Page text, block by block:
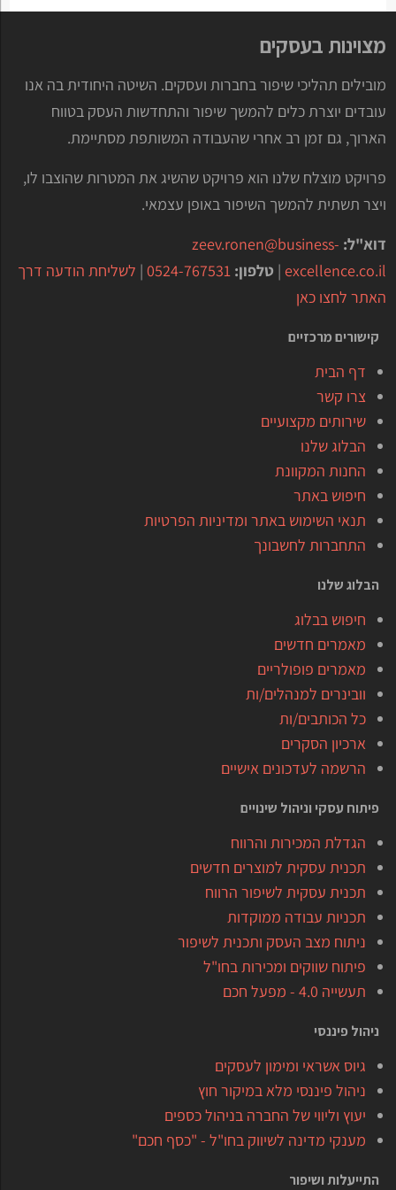
השתתפות בתערוכות וכנסים.
קמפיינים פרסומיים ושיווק דיגיטאלי.
ביטוח, תקינה ועלויות משפטיות.
ליווי מקצועי של יועץ שיווקי מנוסה המתמחה בשוק
הוצאות נסיעה.
ליווי והכוונה של הנספח המסחרי במדינת היעד.
התנאים להשתתפות
בתוכנית
לשוק חדש או לנקוט במהלך שיווקי חדש ועומדות
בתנאים הבאים
(לתשומת ליבכם, מדובר בתנאי סף חדש!).
מחזור מכירות עד 200 מיליון שקלים.
היקף יצוא מינימלי בסך מיליון שקלים בכל אחת
משתי השנים הקודמות להגשת הבקשה (ראו
אפשרות לחריגים בהוראת מנכ"ל 5.10).
מצוינות בעסקים
מובילים תהליכי שיפור בחברות ועסקים. השיטה היחודית בה אנו
עובדים יוצרת כלים להמשך שיפור והתחדשות העסק בטווח
הארוך, גם זמן רב אחרי שהעבודה המשותפת מסתיימת.
פרויקט מוצלח שלנו הוא פרויקט שהשיג את המטרות שהוצבו לו,
ויצר תשתית להמשך השיפור באופן עצמאי.
דוא"ל: zeev.ronen@business-
excellence.co.il
| טלפון: 0524-767531
| לשליחת הודעה דרך
האתר לחצו כאן
קישורים מרכזיים
דף הבית
צרו קשר
שירותים מקצועיים
הבלוג שלנו
החנות המקוונת
חיפוש באתר
תנאי השימוש באתר ומדיניות הפרטיות
התחברות לחשבונך
הבלוג שלנו
חיפוש בבלוג
מאמרים חדשים
מאמרים פופולריים
וובינרים למנהלים/ות
כל הכותבים/ות
ארכיון הסקרים
הרשמה לעדכונים אישיים
פיתוח עסקי וניהול שינויים
הגדלת המכירות והרווח
תכנית עסקית למוצרים חדשים
תכנית עסקית לשיפור הרווח
תכניות עבודה ממוקדות
ניתוח מצב העסק ותכנית לשיפור
פיתוח שווקים ומכירות בחו"ל
תעשייה 4.0 - מפעל חכם
ניהול פיננסי
גיוס אשראי ומימון לעסקים
ניהול פיננסי מלא במיקור חוץ
יעוץ וליווי של החברה בניהול כספים
מענקי מדינה לשיווק בחו"ל - "כסף חכם"
התייעלות ושיפור